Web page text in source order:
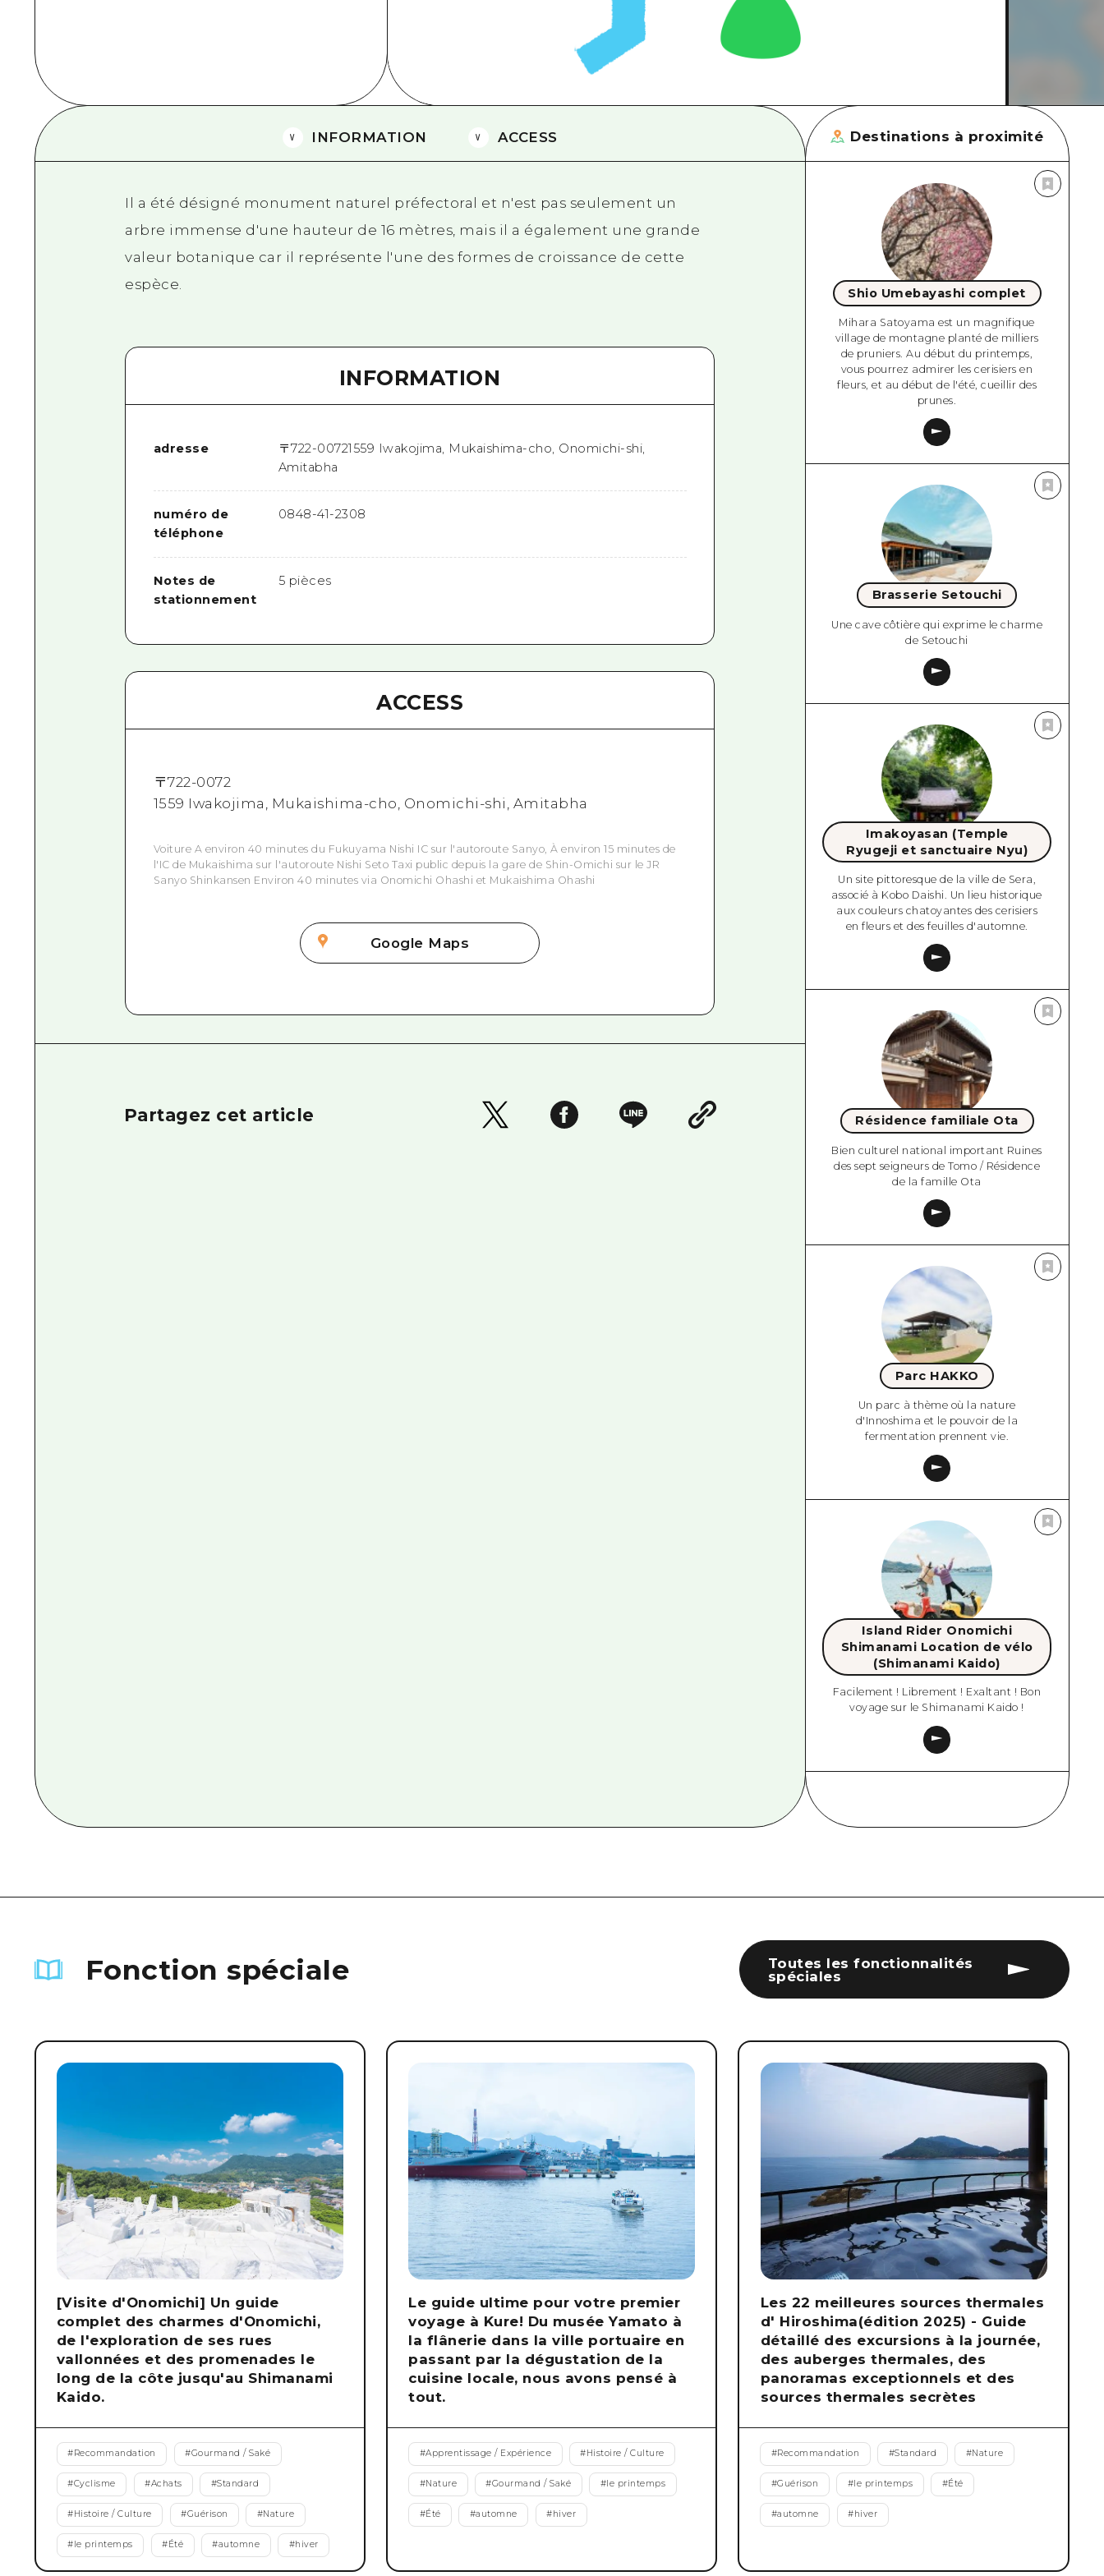
Est de Yamaguchi
Ehime
Shimane
INFORMATION ACCESS
Il a été désigné monument naturel préfectoral et n'est pas seulement un
arbre immense d'une hauteur de 16 mètres, mais il a également une grande
valeur botanique car il représente l'une des formes de croissance de cette
espèce.
INFORMATION
adresse 〒722-00721559 Iwakojima, Mukaishima-cho, Onomichi-shi,
Amitabha
numéro de
téléphone
0848-41-2308
Notes de
stationnement
5 pièces
ACCESS
〒722-0072
1559 Iwakojima, Mukaishima-cho, Onomichi-shi, Amitabha
Voiture A environ 40 minutes du Fukuyama Nishi IC sur l'autoroute Sanyo, À environ 15 minutes de
l'IC de Mukaishima sur l'autoroute Nishi Seto Taxi public depuis la gare de Shin-Omichi sur le JR
Sanyo Shinkansen Environ 40 minutes via Onomichi Ohashi et Mukaishima Ohashi
Google Maps
Partagez cet article
Destinations à proximité
Shio Umebayashi complet
Mihara Satoyama est un magnifique
village de montagne planté de milliers
de pruniers. Au début du printemps,
vous pourrez admirer les cerisiers en
fleurs, et au début de l'été, cueillir des
prunes.
Brasserie Setouchi
Une cave côtière qui exprime le charme
de Setouchi
Imakoyasan (Temple
Ryugeji et sanctuaire Nyu)
Un site pittoresque de la ville de Sera,
associé à Kobo Daishi. Un lieu historique
aux couleurs chatoyantes des cerisiers
en fleurs et des feuilles d'automne.
Résidence familiale Ota
Bien culturel national important Ruines
des sept seigneurs de Tomo / Résidence
de la famille Ota
Parc HAKKO
Un parc à thème où la nature
d'Innoshima et le pouvoir de la
fermentation prennent vie.
Island Rider Onomichi
Shimanami Location de vélo
(Shimanami Kaido)
Facilement ! Librement ! Exaltant ! Bon
voyage sur le Shimanami Kaido !
Fonction spéciale
Toutes les fonctionnalités
spéciales
[Visite d'Onomichi] Un guide
complet des charmes d'Onomichi,
de l'exploration de ses rues
vallonnées et des promenades le
long de la côte jusqu'au Shimanami
Kaido.
#Recommandation #Gourmand / Saké
#Cyclisme #Achats #Standard
#Histoire / Culture #Guérison #Nature
# le printemps #Été #automne #hiver
Le guide ultime pour votre premier
voyage à Kure! Du musée Yamato à
la flânerie dans la ville portuaire en
passant par la dégustation de la
cuisine locale, nous avons pensé à
tout.
#Apprentissage / Expérience #Histoire / Culture
#Nature #Gourmand / Saké # le printemps
#Été #automne #hiver
Les 22 meilleures sources thermales
d' Hiroshima(édition 2025) - Guide
détaillé des excursions à la journée,
des auberges thermales, des
panoramas exceptionnels et des
sources thermales secrètes
#Recommandation #Standard #Nature
#Guérison # le printemps #Été
#automne #hiver